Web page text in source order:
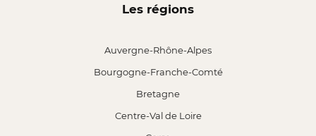
Les régions
Auvergne-Rhône-Alpes
Bourgogne-Franche-Comté
Bretagne
Centre-Val de Loire